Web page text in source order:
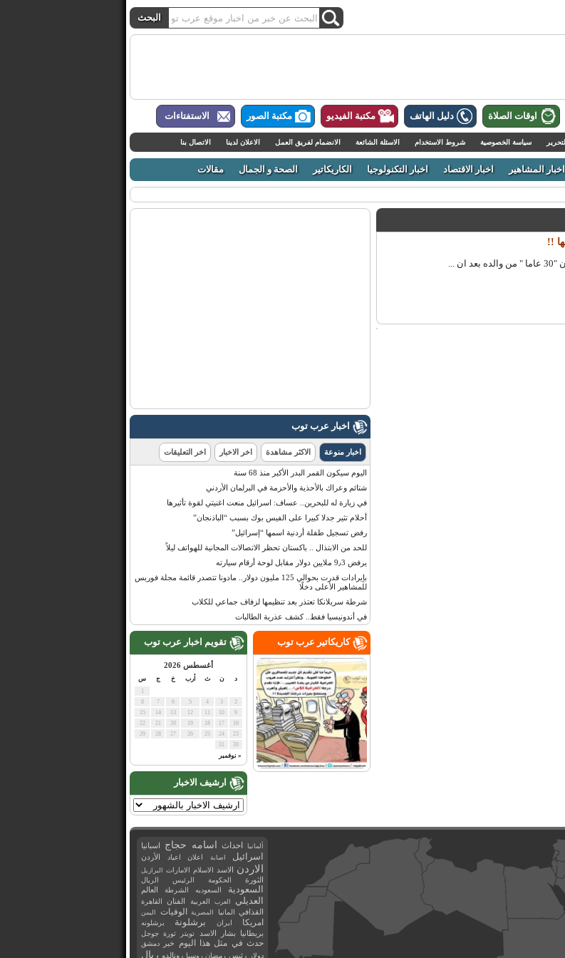
اوقات الصلاة دليل الهاتف مكتبة الفيديو مكتبة الصور الاستفتاءات
سياسة الخصوصية شروط الاستخدام الاسئلة الشائعة الانضمام لفريق العمل الاعلان لدينا الاتصال بنا
اخبار المشاهير اخبار الاقتصاد اخبار التكنولوجيا الكاريكاتير الصحة و الجمال مقالات
!!
...
اخبار عرب توب
اخبار منوعة الاكثر مشاهدة اخر الاخبار اخر التعليقات
اليوم سيكون القمر البدر الأكبر منذ 68 سنة
شتائم وعراك بالأحذية والأحزمة في البرلمان الأردني
في زيارة له للبحرين.. عساف: اسرائيل منعت اغنيتي لقوة تأثيرها
أحلام تثير جدلا كبيرا على الفيس بوك بسبب “الباذنجان”
رفض تسجيل طفلة أردنية اسمها “إسرائيل”
للحد من الابتذال .. باكستان تحظر الاتصالات المجانية للهواتف ليلاً
يرفض 9٫3 ملايين دولار مقابل لوحة أرقام سيارته
بإيرادات قدرت بحوالي 125 مليون دولار.. مادونا تتصدر قائمة مجلة فوربس
للمشاهير الأعلى دخلًا
شرطة سريلانكا تعتذر بعد تنظيمها لزفاف جماعي للكلاب
في أندونيسيا فقط.. كشف عذرية الطالبات
تقويم اخبار عرب توب
أغسطس 2026
د ن ث أرب خ ج س
« نوفمبر
2
3
4
5
6
7
8
9
10
12
13
14
15
16
17
18
19
20
21
22
23
24
25
26
27
28
29
30
31
ارشيف الاخبار
كاريكاتير عرب توب
ألمانيا احداث اسامه حجاج اسبانيا
اسرائيل اصابة اعلان اعياد الأردن
الاردن الاسد الاسلام الامارات البرازيل
الثورة الحكومة الرئيس الريال
السعودية السعوديه الشرطة العالم
العديلي العرب العربية الفنان القاهرة
القذافي المانيا المصرية الوفيات اليمن
امريكا ايران برشلونة برشلونه
بريطانيا بشار الاسد تويتر ثورة جوجل
حدث في مثل هذا اليوم خبر
دمشق
دولار
رئيس رمضان روسيا رونالدو ريال